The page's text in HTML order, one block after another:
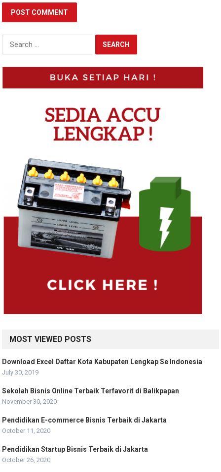
for:
MOST VIEWED POSTS
Download Excel Daftar Kota Kabupaten Lengkap Se Indonesia
July 30, 2019
Sekolah Bisnis Online Terbaik Terfavorit di Balikpapan
November 30, 2020
Pendidikan E-commerce Bisnis Terbaik di Jakarta
October 11, 2020
Pendidikan Startup Bisnis Terbaik di Jakarta
October 26, 2020